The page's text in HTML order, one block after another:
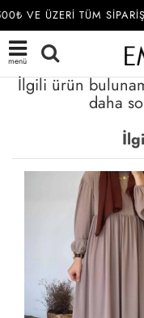
VE ÜZERİ TÜM
menü
İlgili ürün
daha